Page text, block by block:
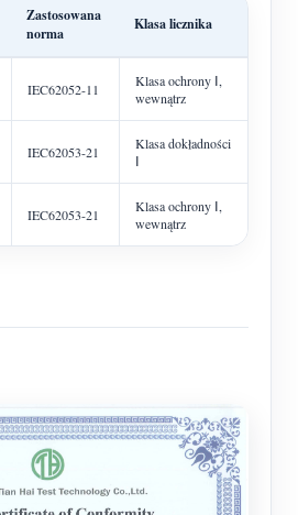
Zastosowana
norma
Klasa licznika
IEC62052-11
Klasa ochrony Ⅰ,
wewnątrz
IEC62053-21
Klasa dokładności
Ⅰ
IEC62053-21
Klasa ochrony Ⅰ,
wewnątrz